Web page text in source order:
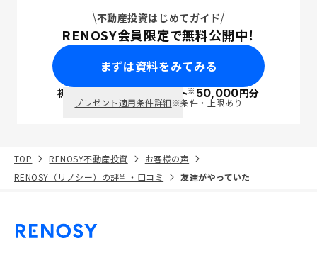
不動産投資はじめてガイド
RENOSY会員限定で無料公開中！
まずは資料をみてみる
初回面談で ポイント※50,000円分
プレゼント適用条件詳細※条件・上限あり
TOP RENOSY不動産投資
お客様の声
RENOSY（リノシー）の評判・口コミ
友達がやっていた